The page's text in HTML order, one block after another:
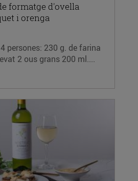
formatge d'ovella
i orenga
persones: 230 g. de farina
2 ous grans 200 ml....